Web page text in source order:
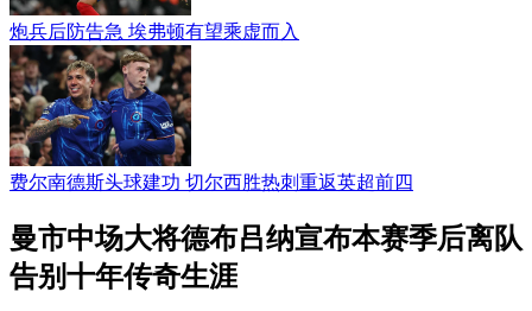
炮兵后防告急 埃弗顿有望乘虚而入
费尔南德斯头球建功 切尔西胜热刺重返英超前四
曼市中场大将德布吕纳宣布本赛季后离队
告别十年传奇生涯